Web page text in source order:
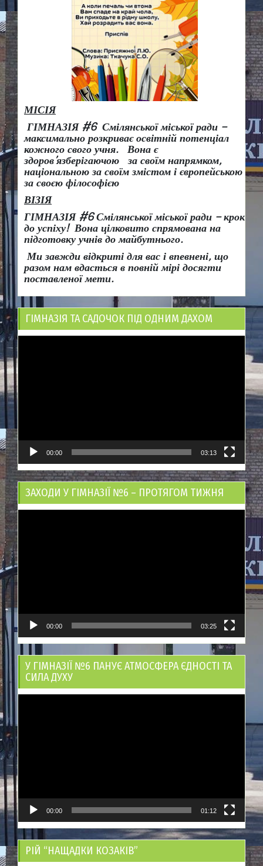
МІСІЯ
ГІМНАЗІЯ #6 Смілянської міської ради –
максимально розкриває освітній потенціал
кожного свого учня.
Вона є
здоров’язберігаючою за своїм напрямком,
національною за своїм змістом і європейською
за своєю філософією
ВІЗІЯ
ГІМНАЗІЯ #6 Смілянської міської ради – крок
до успіху! Вона цілковито спрямована на
підготовку учнів до майбутнього.
Ми завжди відкриті для вас і впевнені, що
разом нам вдасться в повній мірі досягти
поставленої мети.
ГІМНАЗІЯ ТА САДОЧОК ПІД ОДНИМ ДАХОМ
00:00 03:13
ЗАХОДИ У ГІМНАЗІЇ №6 – ПРОТЯГОМ ТИЖНЯ
00:00 03:25
У ГІМНАЗІЇ №6 ПАНУЄ АТМОСФЕРА ЄДНОСТІ ТА
СИЛА ДУХУ
00:00 01:12
РІЙ “НАЩАДКИ КОЗАКІВ”